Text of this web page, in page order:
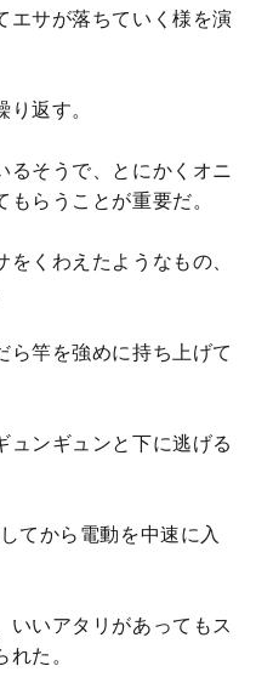
エサが落ちていく様を演
返す。
るそうで、とにかくオニ
らうことが重要だ。
くわえたようなもの、
ら竿を強めに持ち上げて
ュンギュンと下に逃げる
てから電動を中速に入
いいアタリがあってもス
た。